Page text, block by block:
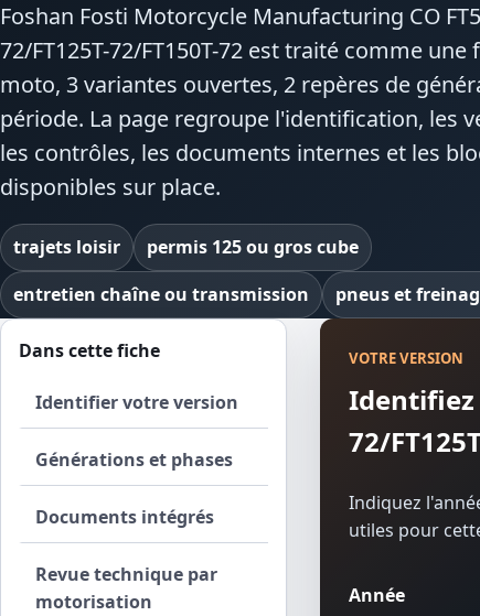
Foshan Fosti Motorcycle Manufacturing CO
72/FT125T-72/FT150T-72 est traité comme une
moto, 3 variantes ouvertes, 2 repères de
période. La page regroupe l'identification, les
les contrôles, les documents internes et les
disponibles sur place.
trajets loisir
permis 125 ou gros cube
entretien chaîne ou transmission
pneus et
Dans cette fiche
Identifier votre version
Générations et phases
Documents intégrés
Revue technique par
motorisation
VOTRE VERSION
Identifiez
72/
Indiquez
utiles pour
Année